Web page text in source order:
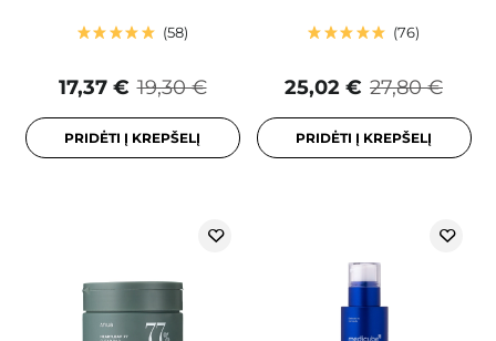
58
19,30 €
17,37 €
PRIDĖTI Į KREPŠELĮ
76
27,80 €
25,02 €
PRIDĖTI Į KREPŠELĮ